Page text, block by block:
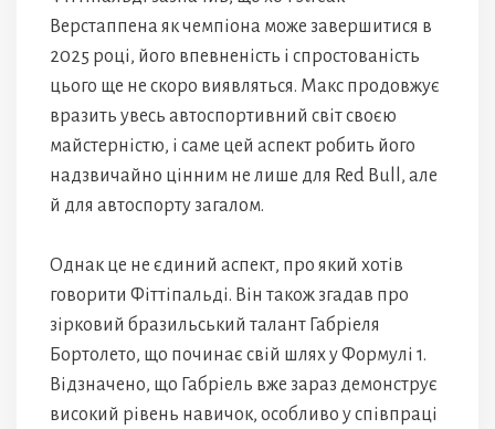
Верстаппена як чемпіона може завершитися в
2025 році, його впевненість і спростованість
цього ще не скоро виявляться. Макс продовжує
вразить увесь автоспортивний світ своєю
майстерністю, і саме цей аспект робить його
надзвичайно цінним не лише для Red Bull, але
й для автоспорту загалом.
Однак це не єдиний аспект, про який хотів
говорити Фіттіпальді. Він також згадав про
зірковий бразильський талант Габріеля
Бортолето, що починає свій шлях у Формулі 1.
Відзначено, що Габріель вже зараз демонструє
високий рівень навичок, особливо у співпраці